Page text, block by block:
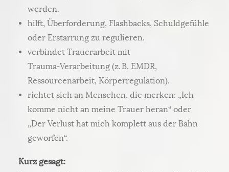
werden.
hilft, Überforderung, Flashbacks, Schuldgefühle
oder Erstarrung zu regulieren.
verbindet Trauerarbeit mit
Trauma‑Verarbeitung (z. B. EMDR,
Ressourcenarbeit, Körperregulation).
richtet sich an Menschen, die merken: „Ich
komme nicht an meine Trauer heran“ oder
„Der Verlust hat mich komplett aus der Bahn
geworfen“.
Kurz gesagt: